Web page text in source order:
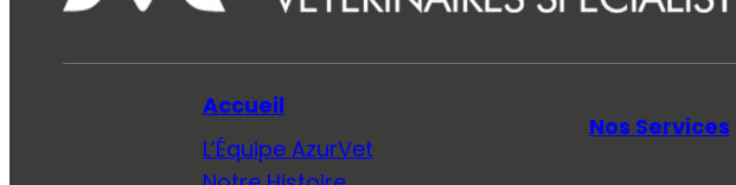
Accueil
L’Équipe AzurVet
Nos Services